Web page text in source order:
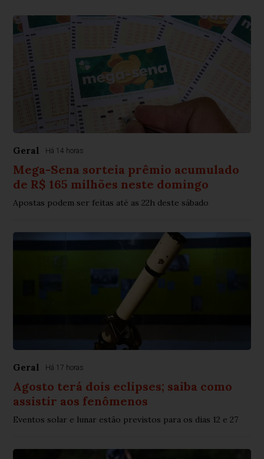
Geral Há 14 horas
Mega-Sena sorteia prêmio acumulado
de R$ 165 milhões neste domingo
Apostas podem ser feitas até as 22h deste sábado
Geral Há 17 horas
Agosto terá dois eclipses; saiba como
assistir aos fenômenos
Eventos solar e lunar estão previstos para os dias 12 e 27